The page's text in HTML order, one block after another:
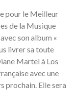
pour le Meilleur
de la Musique
son album «
livrer sa toute
Martel à Los
avec une
prochain. Elle sera